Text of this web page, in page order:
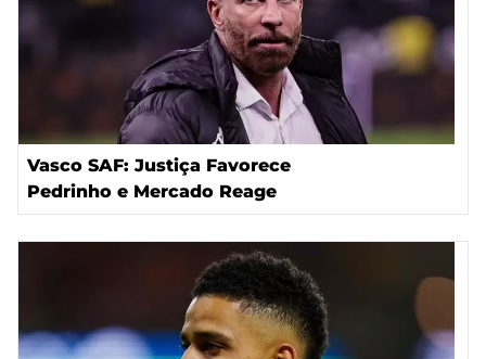
Vasco SAF: Justiça Favorece
Pedrinho e Mercado Reage